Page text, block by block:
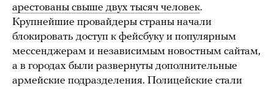
арестованы свыше двух тысяч человек.
Крупнейшие провайдеры страны начали
блокировать доступ к фейсбуку и популярным
мессенджерам и независимым новостным сайтам,
а в городах были развернуты дополнительные
армейские подразделения. Полицейские стали